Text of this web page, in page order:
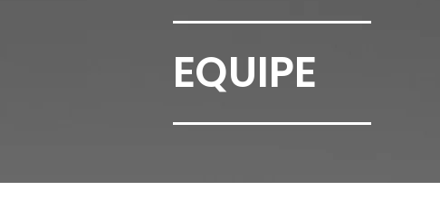
EQUIPE